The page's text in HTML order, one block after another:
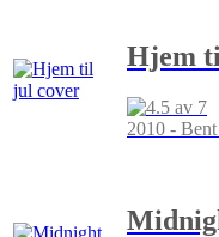
Hjem
2010 -